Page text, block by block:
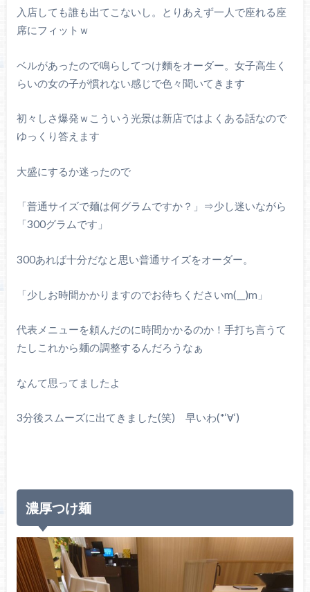
入店しても誰も出てこないし。とりあえず一人で座れる座
席にフィットｗ
ベルがあったので鳴らしてつけ麵をオーダー。女子高生く
らいの女の子が慣れない感じで色々聞いてきます
初々しさ爆発ｗこういう光景は新店ではよくある話なので
ゆっくり答えます
大盛にするか迷ったので
「普通サイズで麺は何グラムですか？」⇒少し迷いながら
「300グラムです」
300あれば十分だなと思い普通サイズをオーダー。
「少しお時間かかりますのでお待ちくださいm(__)m」
代表メニューを頼んだのに時間かかるのか！手打ち言うて
たしこれから麺の調整するんだろうなぁ
なんて思ってましたよ
3分後スムーズに出てきました(笑) 早いわ(*‘∀‘)
濃厚つけ麺